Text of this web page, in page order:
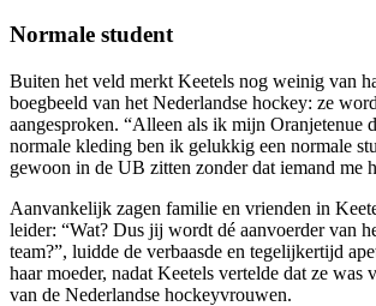
Normale student
Buiten het veld merkt Keetels nog weinig van
boegbeeld van het Nederlandse hockey: ze
aangesproken. “Alleen als ik mijn Oranjetenue
normale kleding ben ik gelukkig een normale
gewoon in de UB zitten zonder dat iemand me
Aanvankelijk zagen familie en vrienden in
leider: “Wat? Dus jij wordt dé aanvoerder van
team?”, luidde de verbaasde en tegelijkertijd
haar moeder, nadat Keetels vertelde dat ze was
van de Nederlandse hockeyvrouwen.